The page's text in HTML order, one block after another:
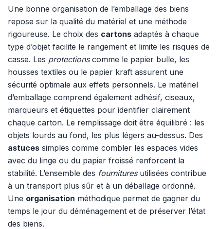
Une bonne organisation de l’emballage des biens
repose sur la qualité du matériel et une méthode
rigoureuse. Le choix des cartons adaptés à chaque
type d’objet facilite le rangement et limite les risques de
casse. Les protectionscomme le papier bulle, les
housses textiles ou le papier kraft assurent une
sécurité optimale aux effets personnels. Le matériel
d’emballage comprend également adhésif, ciseaux,
marqueurs et étiquettes pour identifier clairement
chaque carton. Le remplissage doit être équilibré : les
objets lourds au fond, les plus légers au-dessus. Des
astuces simples comme combler les espaces vides
avec du linge ou du papier froissé renforcent la
stabilité. L’ensemble des fournituresutilisées contribue
à un transport plus sûr et à un déballage ordonné.
Une organisation méthodique permet de gagner du
temps le jour du déménagement et de préserver l’état
des biens.